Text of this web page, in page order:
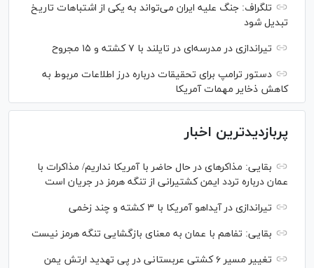
تلگراف: جنگ علیه ایران می‌تواند به یکی از اشتباهات تاریخ
تبدیل شود
تیراندازی در مدرسه‌ای در تایلند با ۷ کشته و ۱۵ مجروح
دستور ترامپ برای تحقیقات درباره درز اطلاعات مربوط به
کاهش ذخایر مهمات آمریکا
پربازدیدترین اخبار
بقایی: مذاکره‎ای در حال حاضر با آمریکا نداریم/ مذاکرات با
عمان درباره تردد ایمن کشتیرانی از تنگه هرمز در جریان است
تیراندازی در آیداهو آمریکا با ۳ کشته و چند زخمی
بقایی: تفاهم با عمان به معنای بازگشایی تنگه هرمز نیست
تغییر مسیر ۶ کشتی عربستانی در پی تهدید ارتش یمن